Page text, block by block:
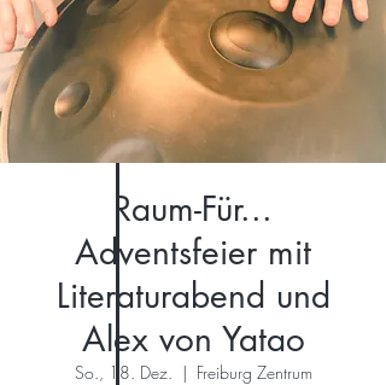
Raum-Für...
Adventsfeier mit
Literaturabend und
Alex von Yatao
So., 18. Dez.
  |
Freiburg Zentrum